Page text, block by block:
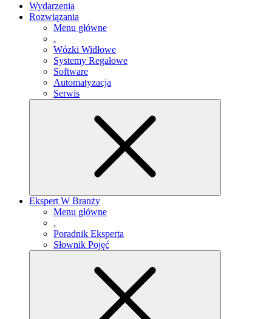
Wydarzenia
Rozwiązania
Menu główne
.
Wózki Widłowe
Systemy Regałowe
Software
Automatyzacja
Serwis
Ekspert W Branży
Menu główne
.
Poradnik Eksperta
Słownik Pojęć